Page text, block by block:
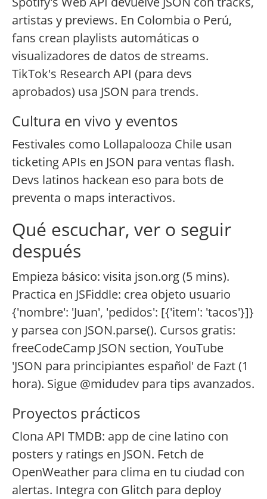
artistas y previews. En Colombia o Perú,
fans crean playlists automáticas o
visualizadores de datos de streams.
TikTok's Research API (para devs
aprobados) usa JSON para trends.
Cultura en vivo y eventos
Festivales como Lollapalooza Chile usan
ticketing APIs en JSON para ventas flash.
Devs latinos hackean eso para bots de
preventa o maps interactivos.
Qué escuchar, ver o seguir
después
Empieza básico: visita json.org (5 mins).
Practica en JSFiddle: crea objeto usuario
{'nombre': 'Juan', 'pedidos': [{'item': 'tacos'}]}
y parsea con JSON.parse(). Cursos gratis:
freeCodeCamp JSON section, YouTube
'JSON para principiantes español' de Fazt (1
hora). Sigue @midudev para tips avanzados.
Proyectos prácticos
Clona API TMDB: app de cine latino con
posters y ratings en JSON. Fetch de
OpenWeather para clima en tu ciudad con
alertas. Integra con Glitch para deploy